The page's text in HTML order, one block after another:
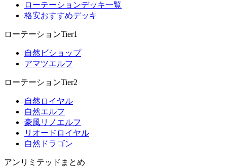
ローテーションデッキ一覧
格安おすすめデッキ
ローテーションTier1
自然ビショップ
アマツエルフ
ローテーションTier2
自然ロイヤル
自然エルフ
豪風リノエルフ
リオードロイヤル
自然ドラゴン
アンリミテッドまとめ